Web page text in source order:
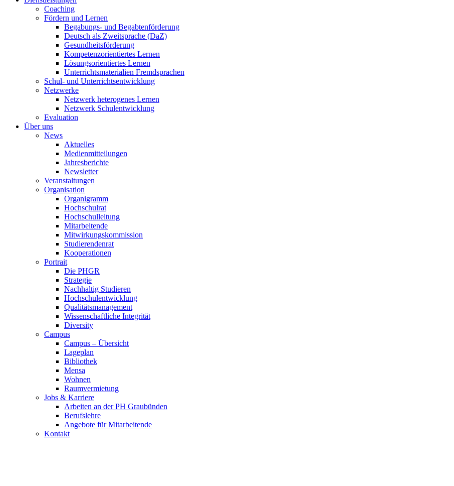
Coaching
Fördern und Lernen
Begabungs- und Begabtenförderung
Deutsch als Zweitsprache (DaZ)
Gesundheitsförderung
Kompetenzorientiertes Lernen
Lösungsorientiertes Lernen
Unterrichtsmaterialien Fremdsprachen
Schul- und Unterrichtsentwicklung
Netzwerke
Netzwerk heterogenes Lernen
Netzwerk Schulentwicklung
Evaluation
Über uns
News
Aktuelles
Medienmitteilungen
Jahresberichte
Newsletter
Veranstaltungen
Organisation
Organigramm
Hochschulrat
Hochschulleitung
Mitarbeitende
Mitwirkungskommission
Studierendenrat
Kooperationen
Portrait
Die PHGR
Strategie
Nachhaltig Studieren
Hochschulentwicklung
Qualitätsmanagement
Wissenschaftliche Integrität
Diversity
Campus
Campus – Übersicht
Lageplan
Bibliothek
Mensa
Wohnen
Raumvermietung
Jobs & Karriere
Arbeiten an der PH Graubünden
Berufslehre
Angebote für Mitarbeitende
Kontakt